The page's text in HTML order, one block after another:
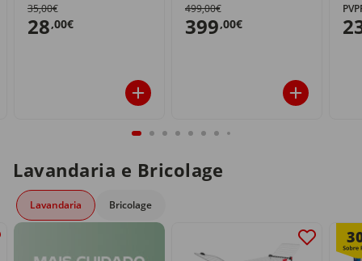
35,00€
28,00€
499,00€
399,00€
Lavandaria e Bricolage
Lavandaria Bricolage